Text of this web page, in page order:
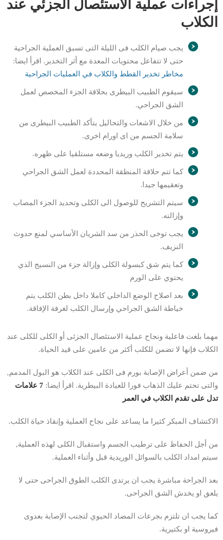
إجراءات عملية الاستئصال الجزئي عند
الكلاب
يجب صيام الكلب فى الليلة التى تسبق العملية الجراحية
حتى لا تتفاعل محتويات المعدة مع أثر التخدير. اقرأ ايضا:
مخاطر تخدير القطط والكلاب في العمليات الجراحية
سيقوم الطبيب البيطرى بحلاقة الجزء المخصص لعمل
الشق الجراحي.
من خلال الاشعات والتحاليل يتأكد الطبيب البيطرى من
سلامة الجسم من اى اورام اخرى.
يتم تخدير الكلب وريديا وضعه مستلقيا على ظهره.
كما تتم حلاقة المنطقة المحددة لعمل الشق الجراحي
وتعقيمها جيدا.
سيتم التشريح للوصول الى الكلى وتحديد الجزء المصاب
وإزالته.
يجب توخى الحذر من سد الشريان الأساسي لمنع حدوث
النزيف.
كما يتم شق كبسولة الكلى وإزالة جزء من النسيج الذي
يحتوي على الورم
بعد اصلاح الوضع الداخلي كاملا داخل بطن الكلب يتم
خياطة الشق الجراحي وإرسال الكلب لغرفة الإفاقة.
مهما بلغت فاعلية ونجاح عملية الاستئصال الجزئى أو الكلى للكلى عند
الكلاب فإنها لا تضمن للكلب أكثر من عامين على قيد الحياة.
من ضمن أعراض الإصابة بورم فى الكلى عند الكلاب هو البول المدمم,
والتى تحتم عليك الذهاب فورا للعيادة البيطرية. اقرأ ايضا:
7 علامات
تدل على تقدم الكلاب في العمر
الاكتشاف المبكر كثيرا ما يساعد على نجاح العملية وإنقاذ حياة الكلب.
من أجل الحفاظ على ترطيب الجسم واستقبال الكلى لهذه العملية,
سيتم امداد الكلب بالسوائل الوريدية قبل وأثناء العملية.
بعد الجراحة مباشرة يجب ان يرتدى الكلب الطوق الجراحى حتى لا
يلعق او يخدش الشق الجراحى.
كما يجب ان تلتزم بجرعات المضاد الحيوي لتجنب الإصابة بعدوى
فيروسية او بكتيرية.